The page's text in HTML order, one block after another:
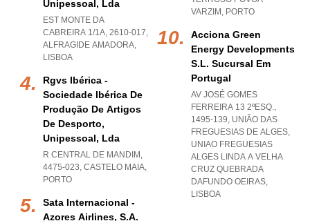
Unipessoal, Lda
EST MONTE DA
CABREIRA 1/1A, 2610-017,
ALFRAGIDE AMADORA,
LISBOA
Rgvs Ibérica -
Sociedade Ibérica De
Produção De Artigos
De Desporto,
Unipessoal, Lda
R CENTRAL DE MANDIM,
4475-023, CASTELO MAIA,
PORTO
Sata Internacional -
Azores Airlines, S.a.
VARZIM , PORTO
Acciona Green
Energy Developments
S.l. Sucursal Em
Portugal
AV JOSÉ GOMES
FERREIRA 13 2ºESQ.,
1495-139, UNIÃO DAS
FREGUESIAS DE ALGES,
UNIAO FREGUESIAS
ALGES LINDA A VELHA
CRUZ QUEBRADA
DAFUNDO OEIRAS,
LISBOA